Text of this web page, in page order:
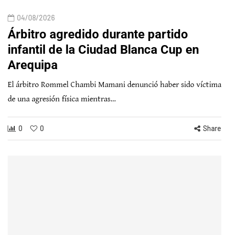
04/08/2026
Árbitro agredido durante partido
infantil de la Ciudad Blanca Cup en
Arequipa
El árbitro Rommel Chambi Mamani denunció haber sido víctima
de una agresión física mientras…
0 0 Share